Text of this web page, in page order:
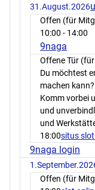
31.August.2026
Offen (für
10:00 - 14:00
9naga
Offene Tür
Du möchtest
machen kann?
Komm vorbei
und
und
18:00situs
9naga login
Offen (für